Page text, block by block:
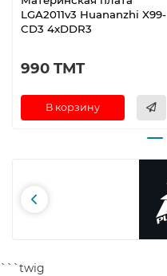
LGA2011v3 Huananzhi X99-
CD3 4xDDR3
990 TMT
В корзину
```twig